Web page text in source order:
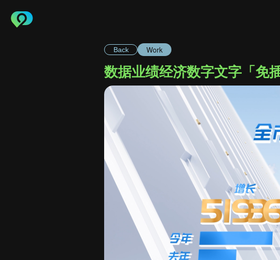
Back Work
数据业绩经济数字文字「免